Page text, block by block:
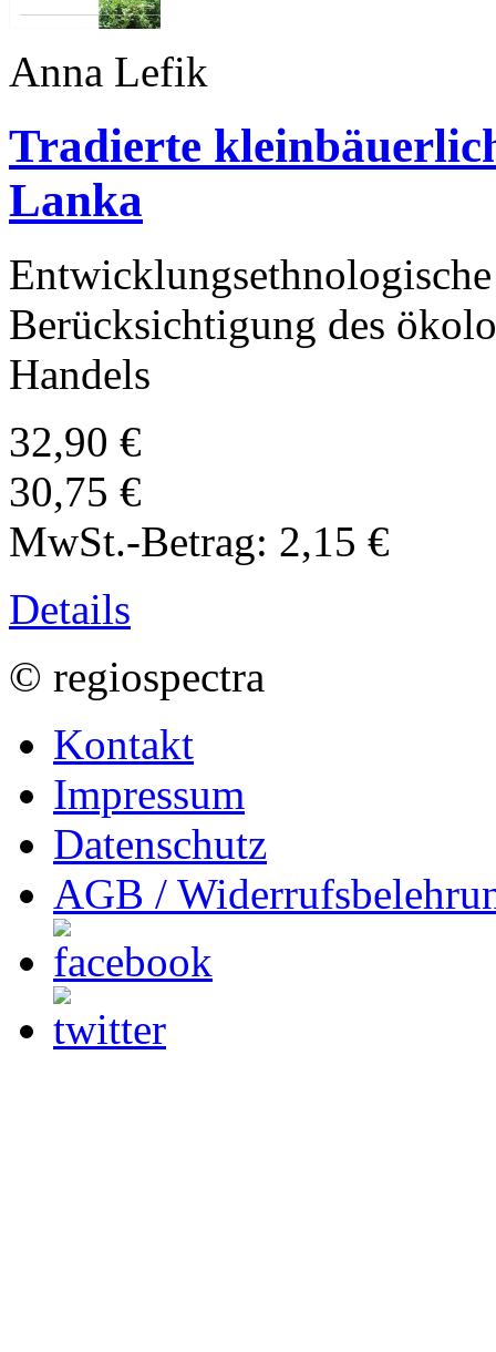
Anna Lefik
Tradierte
Lanka
Berücksichtigung des
Handels
32,90 €
30,75 €
MwSt.-Betrag: 2,15 €
Details
© regiospectra
Kontakt
Impressum
Datenschutz
AGB /